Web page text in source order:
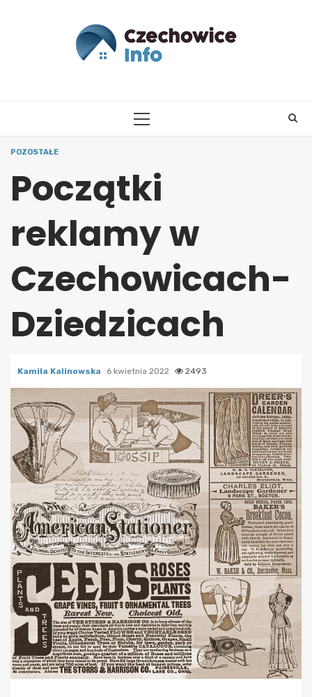
PRIMARY
POZOSTAŁE
Początki
reklamy w
Czechowicach-
Dziedzicach
Kamila Kalinowska 6 kwietnia 2022 2493